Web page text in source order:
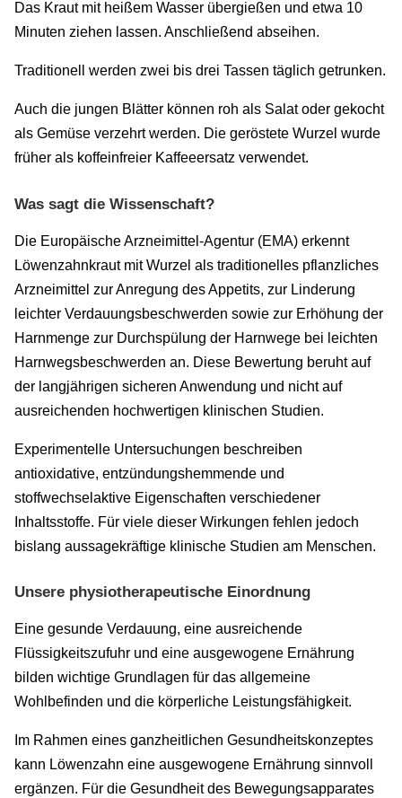
Das Kraut mit heißem Wasser übergießen und etwa 10
Minuten ziehen lassen. Anschließend abseihen.
Traditionell werden zwei bis drei Tassen täglich getrunken.
Auch die jungen Blätter können roh als Salat oder gekocht
als Gemüse verzehrt werden. Die geröstete Wurzel wurde
früher als koffeinfreier Kaffeeersatz verwendet.
Was sagt die Wissenschaft?
Die Europäische Arzneimittel-Agentur (EMA) erkennt
Löwenzahnkraut mit Wurzel als traditionelles pflanzliches
Arzneimittel zur Anregung des Appetits, zur Linderung
leichter Verdauungsbeschwerden sowie zur Erhöhung der
Harnmenge zur Durchspülung der Harnwege bei leichten
Harnwegsbeschwerden an. Diese Bewertung beruht auf
der langjährigen sicheren Anwendung und nicht auf
ausreichenden hochwertigen klinischen Studien.
Experimentelle Untersuchungen beschreiben
antioxidative, entzündungshemmende und
stoffwechselaktive Eigenschaften verschiedener
Inhaltsstoffe. Für viele dieser Wirkungen fehlen jedoch
bislang aussagekräftige klinische Studien am Menschen.
Unsere physiotherapeutische Einordnung
Eine gesunde Verdauung, eine ausreichende
Flüssigkeitszufuhr und eine ausgewogene Ernährung
bilden wichtige Grundlagen für das allgemeine
Wohlbefinden und die körperliche Leistungsfähigkeit.
Im Rahmen eines ganzheitlichen Gesundheitskonzeptes
kann Löwenzahn eine ausgewogene Ernährung sinnvoll
ergänzen. Für die Gesundheit des Bewegungsapparates